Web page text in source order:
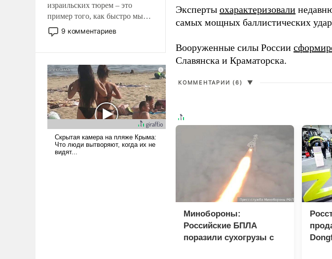
израильских тюрем – это
пример того, как быстро мы
двигаемся по пути
революционных изменений.
псевдонаучной фантастики,
стало всерьез обсуждаемой
идеей.
9 комментариев
Эксперты охарактеризовали
самых мощных баллистических
Вооруженные силы России
Славянска и Краматорска.
КОММЕНТАРИИ (6) ▼
Минобороны:
Российские БПЛА
поразили сухогрузы с